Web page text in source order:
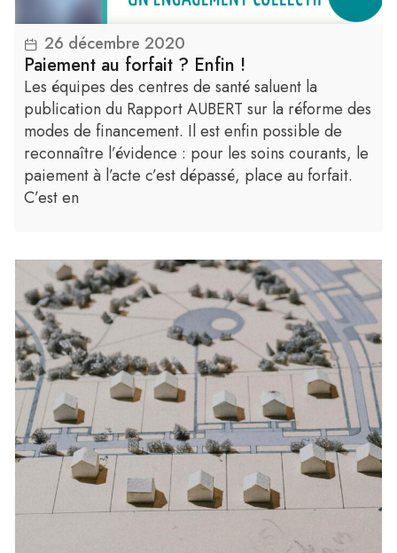
Lire la suite
26 décembre 2020
Paiement au forfait ? Enfin !
Les équipes des centres de santé saluent la
publication du Rapport AUBERT sur la réforme des
modes de financement. Il est enfin possible de
reconnaître l’évidence : pour les soins courants, le
paiement à l’acte c’est dépassé, place au forfait.
C’est en